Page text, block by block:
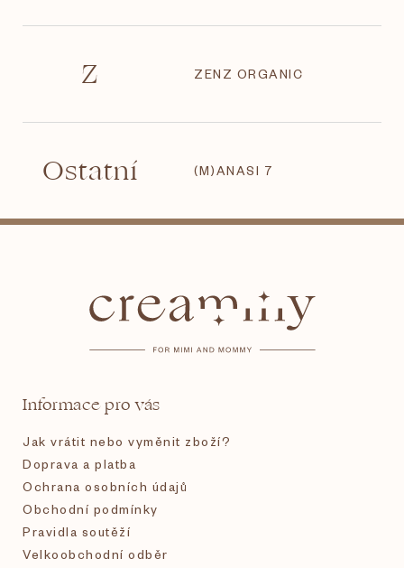
Z ZENZ ORGANIC
Ostatní (M)ANASI 7
Informace pro vás
Jak vrátit nebo vyměnit zboží?
Doprava a platba
Ochrana osobních údajů
Obchodní podmínky
Pravidla soutěží
Velkoobchodní odběr